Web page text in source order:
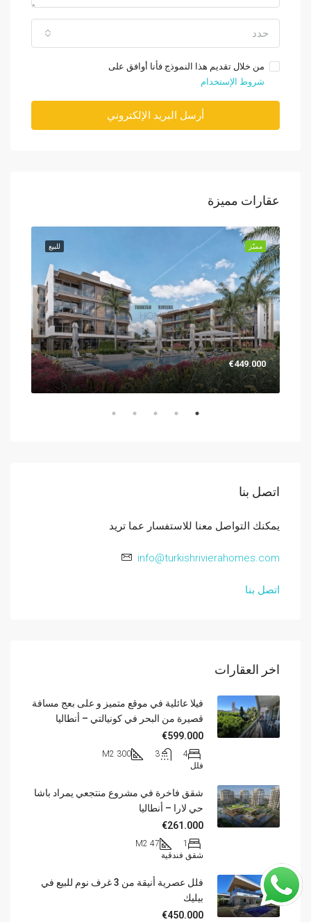
حدد
من خلال تقديم هذا النموذج فأنا أوافق على
شروط الإستخدام
أرسل البريد الإلكتروني
عقارات مميزة
للبيع مميّز
€449.000
اتصل بنا
يمكنك التواصل معنا للاستفسار عما تريد
info@turkishrivierahomes.com
اتصل بنا
اخر العقارات
فيلا عائلية في موقع متميز و على بعج مسافة
قصيرة من البحر في كونيالتي – أنطاليا
€599.000
4
3
300 M2
فلل
شقق فاخرة في مشروع منتجعي يمراد باشا
حي لارا – أنطاليا
€261.000
1
47 M2
شقق فندقية
فلل عصرية أنيقة من 3 غرف نوم للبيع في
بيليك
€450.000